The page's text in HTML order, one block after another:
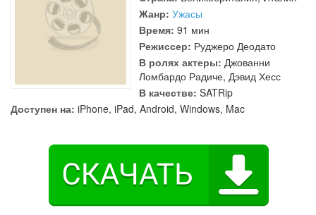
Жанр: Ужасы
Время: 91 мин
Режиссер: Руджеро Деодато
В ролях актеры: Джованни
Ломбардо Радиче, Дэвид Хесс
В качестве: SATRip
Доступен на: iPhone, iPad, Android, Windows, Mac